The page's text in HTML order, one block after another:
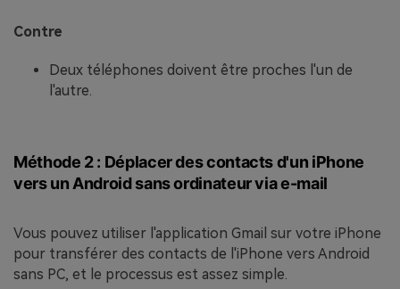
Contre
Deux téléphones doivent être proches l'un de
l'autre.
Méthode 2 : Déplacer des contacts d'un iPhone
vers un Android sans ordinateur via e-mail
Vous pouvez utiliser l'application Gmail sur votre iPhone
pour transférer des contacts de l'iPhone vers Android
sans PC, et le processus est assez simple.